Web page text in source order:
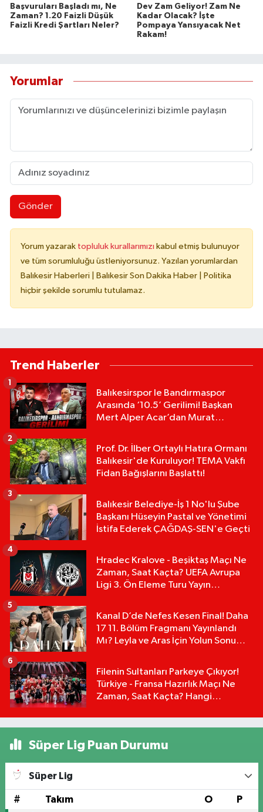
Başvuruları Başladı mı, Ne
Zaman? 1.20 Faizli Düşük
Faizli Kredi Şartları Neler?
Dev Zam Geliyor! Zam Ne
Kadar Olacak? İşte
Pompaya Yansıyacak Net
Rakam!
Yorumlar
Gönder
Yorum yazarak topluluk kurallarımızı kabul etmiş bulunuyor
ve tüm sorumluluğu üstleniyorsunuz. Yazılan yorumlardan
Balıkesir Haberleri | Balıkesir Son Dakika Haber | Politika
hiçbir şekilde sorumlu tutulamaz.
Trend Haberler
Balıkesirspor le Bandırmaspor
Arasında ‘10.5’ Gerilimi! Başkan
Mert Alper Acar’dan Murat
1
Prof. Dr. İlber Ortaylı Hatıra Ormanı
Balıkesir'de Kuruluyor! TEMA Vakfı
Fidan Bağışlarını Başlattı!
2
Balıkesir Belediye-İş 1 No'lu Şube
Başkanı Hüseyin Pastal ve Yönetimi
İstifa Ederek ÇAĞDAŞ-SEN'e Geçti
3
Hradec Kralove - Beşiktaş Maçı Ne
Zaman, Saat Kaçta? UEFA Avrupa
Ligi 3. Ön Eleme Turu Yayın
4
Kanal D’de Nefes Kesen Final! Daha
17 11. Bölüm Fragmanı Yayınlandı
Mı? Leyla ve Aras İçin Yolun Sonu
5
Filenin Sultanları Parkeye Çıkıyor!
Türkiye - Fransa Hazırlık Maçı Ne
Zaman, Saat Kaçta? Hangi
6
Süper Lig Puan Durumu
Süper Lig
# Takım O P